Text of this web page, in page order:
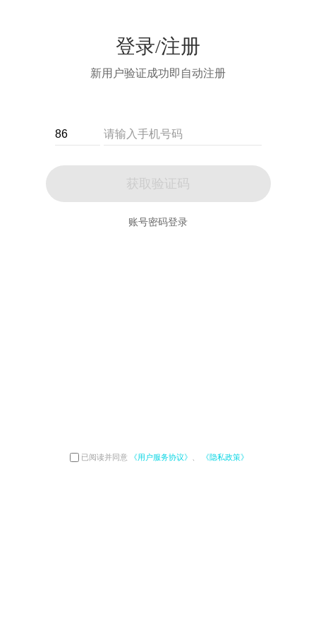
登录/注册
新用户验证成功即自动注册
获取验证码
账号密码登录
已阅读并同意 《用户服务协议》 《隐私政策》